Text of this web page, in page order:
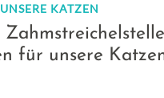
UNSERE KATZEN
für unsere